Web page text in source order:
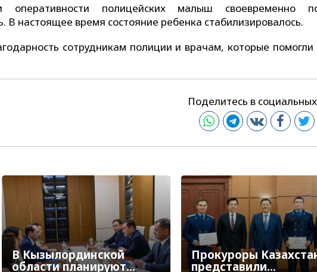
оперативности полицейских малыш своевременно
настоящее время состояние ребенка стабилизировалось.
сотрудникам полиции и врачам, которые помогли
Поделитесь в
В Кызылординской
области планируют
Прокуроры
представили